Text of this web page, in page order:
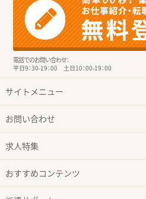
電話でのお問い合わせ：
平日9：30-19：00 土日10：00-19：00
サイトメニュー
お問い合わせ
求人特集
おすすめコンテンツ